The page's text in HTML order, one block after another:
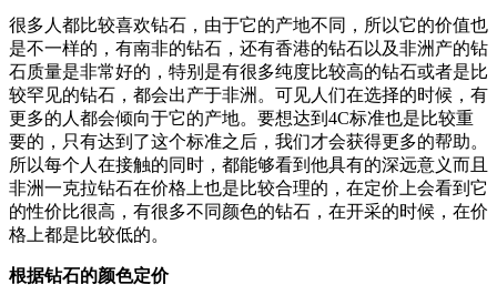
很多人都比较喜欢钻石，由于它的产地不同，所以它的价值也
是不一样的，有南非的钻石，还有香港的钻石以及非洲产的钻
石质量是非常好的，特别是有很多纯度比较高的钻石或者是比
较罕见的钻石，都会出产于非洲。可见人们在选择的时候，有
更多的人都会倾向于它的产地。要想达到4C标准也是比较重
要的，只有达到了这个标准之后，我们才会获得更多的帮助。
所以每个人在接触的同时，都能够看到他具有的深远意义而且
非洲一克拉钻石在价格上也是比较合理的，在定价上会看到它
的性价比很高，有很多不同颜色的钻石，在开采的时候，在价
格上都是比较低的。
根据钻石的颜色定价